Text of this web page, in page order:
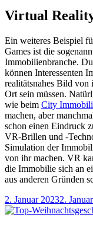
Virtual
Ein weiteres Beispiel
Games ist die
Immobilienbranche.
können Interessenten
realitätsnahes Bild von
Ort sein müssen.
wie beim City
machen, aber
schon einen Eindruck
VR-Brillen und -
Simulation der
von ihr machen. VR
die Immobilie sich an
aus anderen Gründen
Veröffentlicht
am
2. Januar 20232.